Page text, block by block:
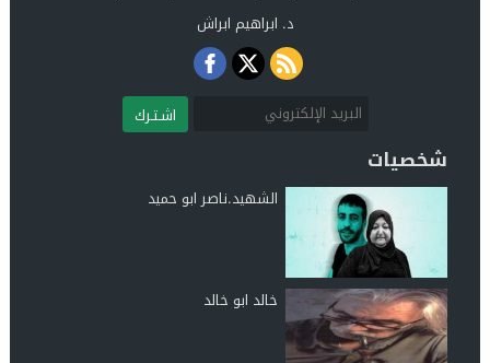
د. ابراهيم ابراش
اشـتـرك
شخصيات
الشهيد.ناصر ابو حميد
خالد ابو خالد